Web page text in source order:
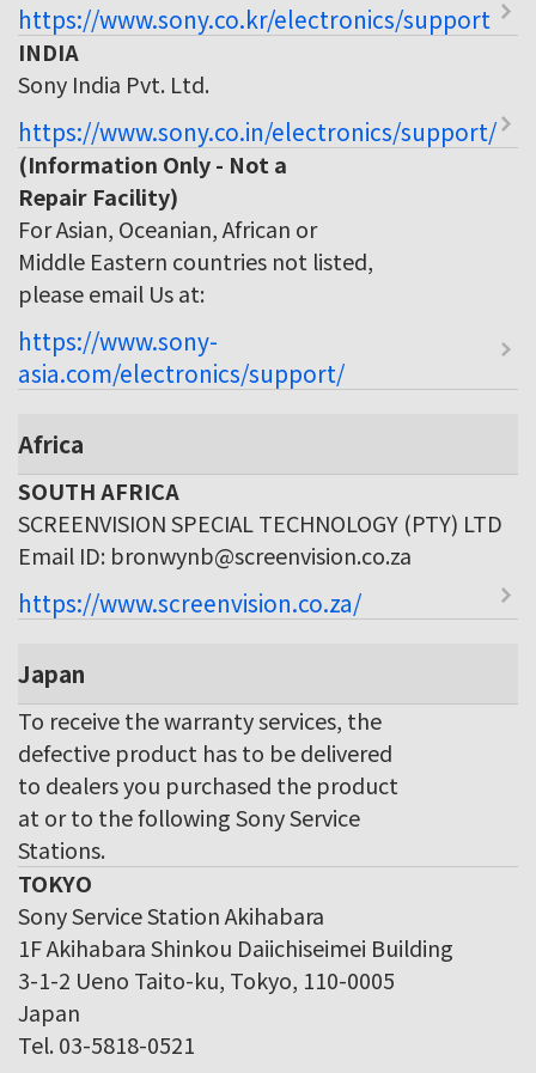
https://www.sony.co.kr/electronics/support
INDIA
Sony India Pvt. Ltd.
https://www.sony.co.in/electronics/support/
(Information Only - Not a
Repair Facility)
For Asian, Oceanian, African or
Middle Eastern countries not listed,
please email Us at:
https://www.sony-
asia.com/electronics/support/
Africa
SOUTH AFRICA
SCREENVISION SPECIAL TECHNOLOGY (PTY) LTD
Email ID: bronwynb@screenvision.co.za
https://www.screenvision.co.za/
Japan
To receive the warranty services, the
defective product has to be delivered
to dealers you purchased the product
at or to the following Sony Service
Stations.
TOKYO
Sony Service Station Akihabara
1F Akihabara Shinkou Daiichiseimei Building
3-1-2 Ueno Taito-ku, Tokyo, 110-0005
Japan
Tel. 03-5818-0521